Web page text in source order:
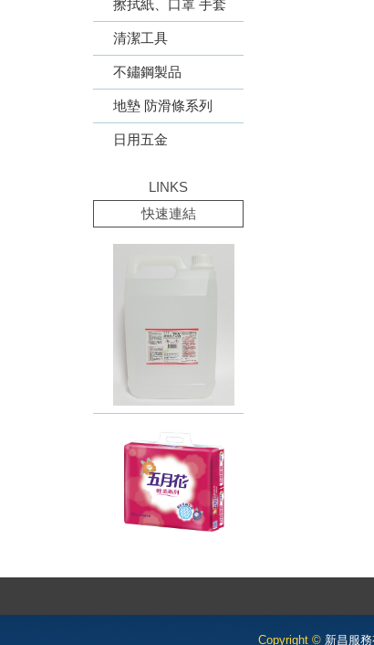
擦拭紙、口罩 手套
清潔工具
不鏽鋼製品
地墊 防滑條系列
日用五金
LINKS
快速連結
Copyright © 新昌服